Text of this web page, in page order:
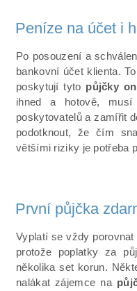
Peníze na účet i
Po posouzení a
bankovní účet klienta.
poskytují tyto půjčky
ihned a hotově, musí
poskytovatelů a zamířit
podotknout, že čím
většími riziky je potřeba
První půjčka
Vyplatí se vždy
protože poplatky za
několika set korun.
nalákat zájemce na